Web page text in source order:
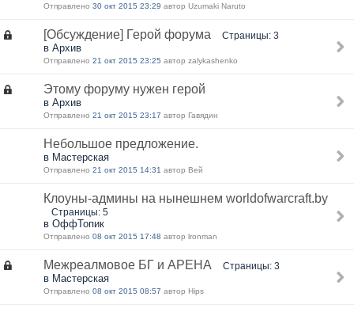
Отправлено 30 окт 2015 23:29 автор Uzumaki Naruto
[Обсуждение] Герой форума Страницы: 3
в Архив
Отправлено 21 окт 2015 23:25 автор zalykashenko
Этому форуму нужен герой
в Архив
Отправлено 21 окт 2015 23:17 автор Гавядин
Небольшое предложение.
в Мастерская
Отправлено 21 окт 2015 14:31 автор Вей
Клоуны-админы на нынешнем worldofwarcraft.by
Страницы: 5
в ОффТопик
Отправлено 08 окт 2015 17:48 автор lronman
Межреалмовое БГ и АРЕНА Страницы: 3
в Мастерская
Отправлено 08 окт 2015 08:57 автор Hips